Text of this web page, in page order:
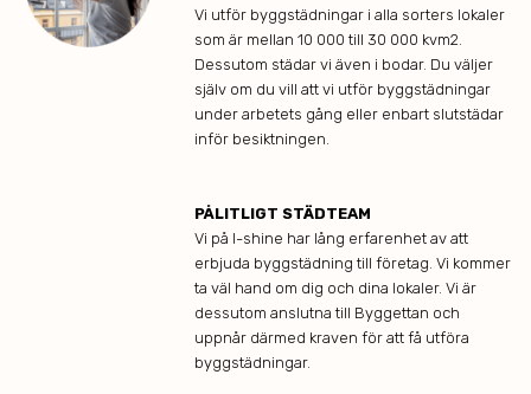
Vi utför byggstädningar i alla sorters lokaler
som är mellan 10 000 till 30 000 kvm2.
Dessutom städar vi även i bodar. Du väljer
själv om du vill att vi utför byggstädningar
under arbetets gång eller enbart slutstädar
inför besiktningen.
PÅLITLIGT STÄDTEAM
Vi på I-shine har lång erfarenhet av att
erbjuda byggstädning till företag. Vi kommer
ta väl hand om dig och dina lokaler. Vi är
dessutom anslutna till Byggettan och
uppnår därmed kraven för att få utföra
byggstädningar.